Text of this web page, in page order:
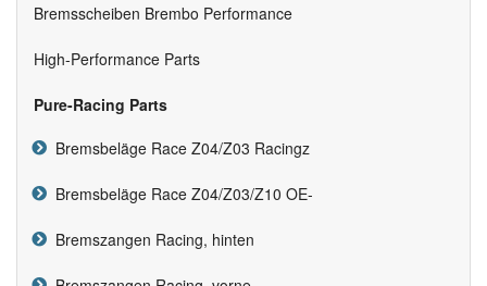
Bremsscheiben Brembo Performance
High-Performance Parts
Pure-Racing Parts
Bremsbeläge Race Z04/Z03 Racingz
Bremsbeläge Race Z04/Z03/Z10 OE-
Bremszangen Racing, hinten